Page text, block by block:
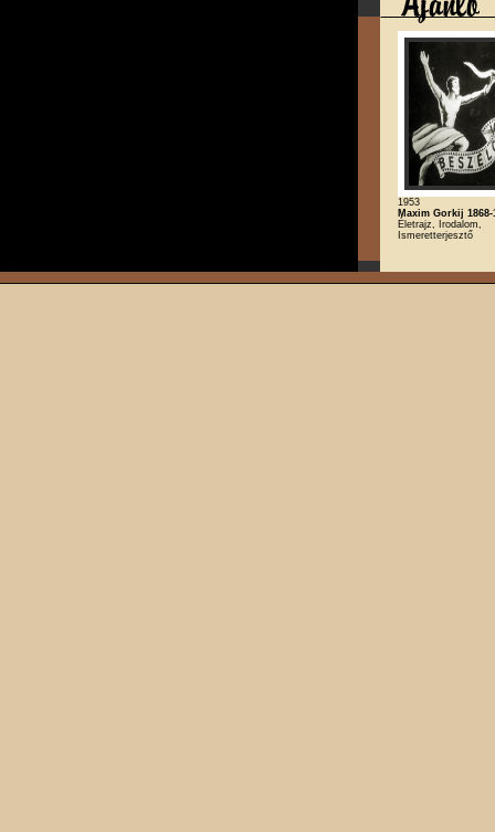
1953
Maxim Gorkij 1868-
Életrajz, Irodalom,
Ismeretterjesztő